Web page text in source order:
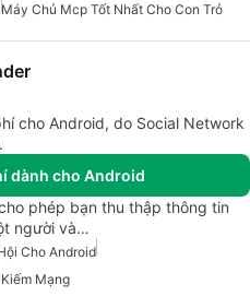
Máy Chủ Mcp Tốt Nhất Cho Con Trỏ
cho Android, do Social Network
dành cho Android
phép bạn thu thập thông tin
người và…
Cho Android
Mạng